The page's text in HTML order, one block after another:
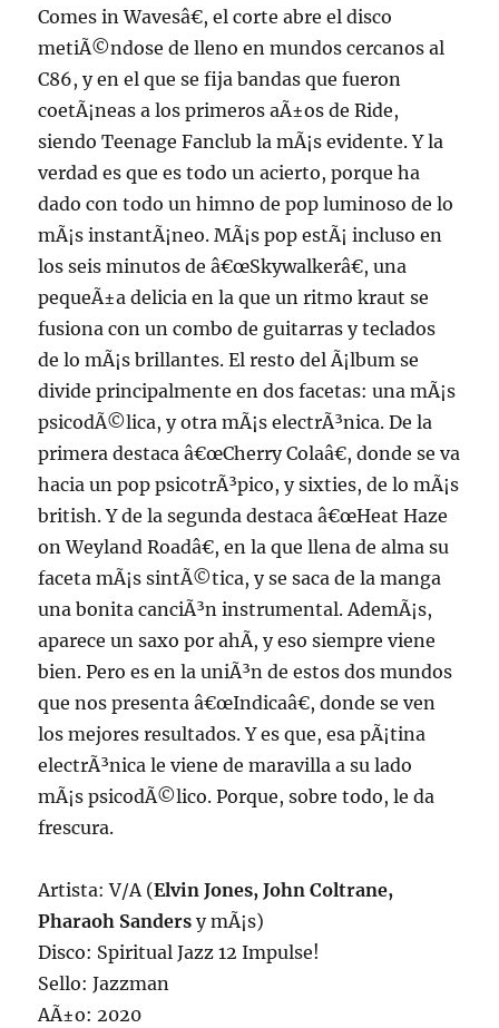
Comes in Wavesâ€, el corte abre el disco
metiÃ©ndose de lleno en mundos cercanos al
C86, y en el que se fija bandas que fueron
coetÃ¡neas a los primeros aÃ±os de Ride,
siendo Teenage Fanclub la mÃ¡s evidente. Y la
verdad es que es todo un acierto, porque ha
dado con todo un himno de pop luminoso de lo
mÃ¡s instantÃ¡neo. MÃ¡s pop estÃ¡ incluso en
los seis minutos de â€œSkywalkerâ€, una
pequeÃ±a delicia en la que un ritmo kraut se
fusiona con un combo de guitarras y teclados
de lo mÃ¡s brillantes. El resto del Ã¡lbum se
divide principalmente en dos facetas: una mÃ¡s
psicodÃ©lica, y otra mÃ¡s electrÃ³nica. De la
primera destaca â€œCherry Colaâ€, donde se va
hacia un pop psicotrÃ³pico, y sixties, de lo mÃ¡s
british. Y de la segunda destaca â€œHeat Haze
on Weyland Roadâ€, en la que llena de alma su
faceta mÃ¡s sintÃ©tica, y se saca de la manga
una bonita canciÃ³n instrumental. AdemÃ¡s,
aparece un saxo por ahÃ­, y eso siempre viene
bien. Pero es en la uniÃ³n de estos dos mundos
que nos presenta â€œIndicaâ€, donde se ven
los mejores resultados. Y es que, esa pÃ¡tina
electrÃ³nica le viene de maravilla a su lado
mÃ¡s psicodÃ©lico. Porque, sobre todo, le da
frescura.
Artista: V/A (Elvin Jones, John Coltrane,
Pharaoh Sandersy mÃ¡s)
Disco: Spiritual Jazz 12 Impulse!
Sello: Jazzman
AÃ±o: 2020